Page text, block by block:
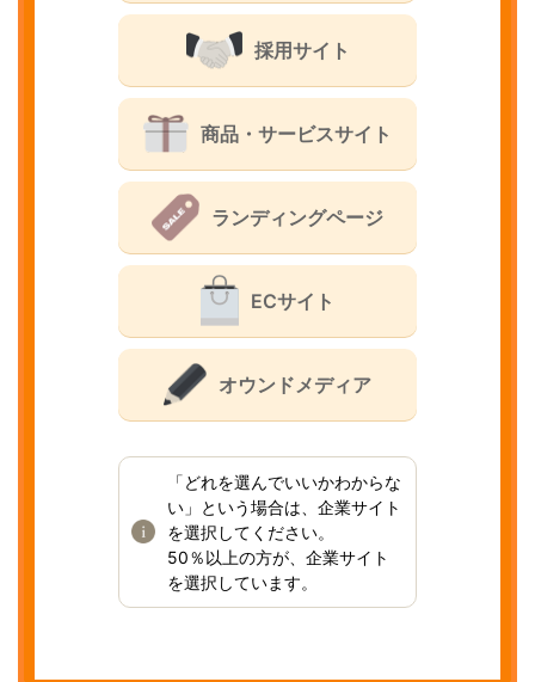
採用サイト
商品・サービスサイト
ランディングページ
ECサイト
オウンドメディア
「どれを選んでいいかわからな
い」という場合は、企業サイト
を選択してください。
50％以上の方が、企業サイト
を選択しています。